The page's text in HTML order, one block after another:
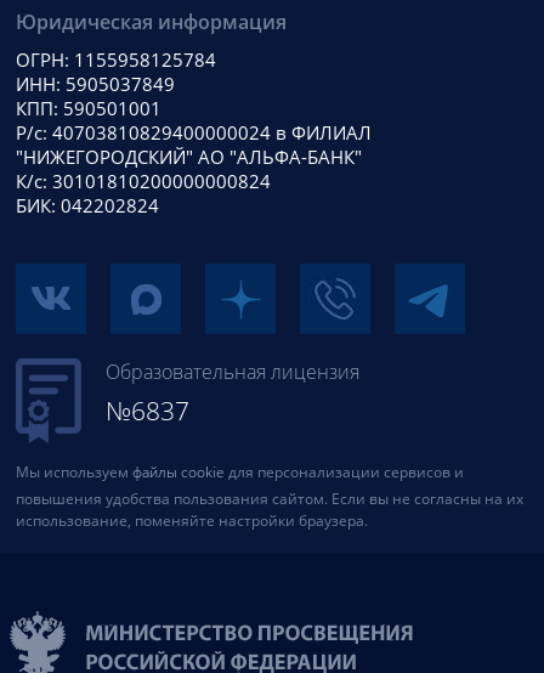
Юридическая информация
ОГРН: 1155958125784
ИНН: 5905037849
КПП: 590501001
Р/с: 40703810829400000024 в ФИЛИАЛ
"НИЖЕГОРОДСКИЙ" АО "АЛЬФА-БАНК"
К/с: 30101810200000000824
БИК: 042202824
Образовательная лицензия
№6837
Мы используем файлы cookie для персонализации сервисов и
повышения удобства пользования сайтом. Если вы не согласны на их
использование, поменяйте настройки браузера.